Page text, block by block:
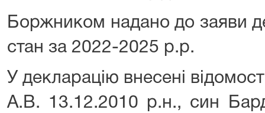
Боржником надано до заяви
стан за 2022-2025 р.р.
У декларацію внесені
А.В. 13.12.2010 р.н., син